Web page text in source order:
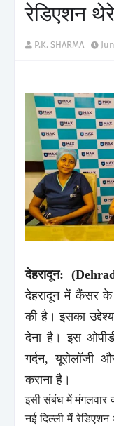
रेडिएशन
P.K. SHARMA
देहरादून:
देहरादून में कैंसर के
की है। इसका
देना है। इस
गर्दन, यूरोलॉजी
कराना है।
इसी संबंध में मंगलवार
नई दिल्ली में